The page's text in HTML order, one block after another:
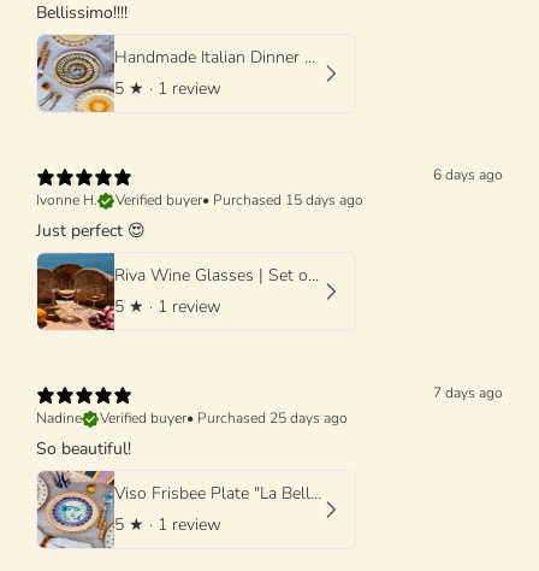
Bellissimo!!!!
Handmade Italian Dinner Plate 27 cm | Large Ceramic Plate "One of a kind"
5 ★ · 1 review
6 days ago
Ivonne H.
Verified buyer• Purchased 15 days ago
Just perfect 😍
Riva Wine Glasses | Set of 4 Handmade Wine Glasses
5 ★ · 1 review
7 days ago
Nadine
Verified buyer• Purchased 25 days ago
So beautiful!
Viso Frisbee Plate "La Bella Donna di Grottaglie" 25cm
5 ★ · 1 review